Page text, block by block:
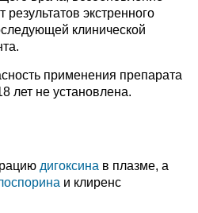
результатов экстренного
клинической
применения препарата
лет не установлена.
дигоксина в плазме, а
и клиренс